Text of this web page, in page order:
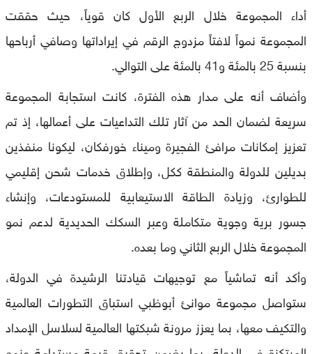
أداء المجموعة خلال الربع الأول كان قوياً، حيث حققت
المجموعة نمواً لافتاً مزدوج الرقم في إيراداتها وصافي أرباحها
بنسبة 25 بالمئة و41 بالمئة على التوالي.
وأضاف أنه على مدار هذه الفترة، كانت استجابة المجموعة
سريعة لضمان الحد من آثار تلك التداعيات على أعمالها، إذ تم
تعزيز إمكانات مرافئ الفجيرة وميناء خورفكان، ليكونا منفذين
بديلين للدولة والمنطقة ككل، وإطلاق خدمات شحن إقليمي
للطوارئ، وزيادة الطاقة الاستيعابية للمستودعات، وإنشاء
جسور برية وجوية متكاملة وعبر السكك الحديدية لدعم نمو
المجموعة خلال الربع الثاني وما بعده.
وأكد أنه تماشياً مع توجيهات قيادتنا الرشيدة في الدولة،
ستواصل مجموعة موانئ أبوظبي استباق التطورات العالمية
والتكيف معها، بما يعزز مرونة شبكتها العالمية لسلاسل الإمداد